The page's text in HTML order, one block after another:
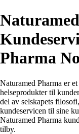
Pharma No
Naturamed Pharma er
helseprodukter til
del av selskapets
kundeservicen til sine
Naturamed Pharma
tilby.